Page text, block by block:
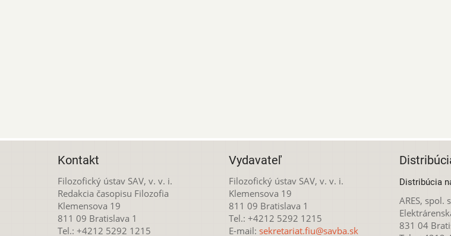
Kontakt
Filozofický ústav SAV, v. v. i.
Redakcia časopisu Filozofia
Klemensova 19
811 09 Bratislava 1
Tel.: +4212 5292 1215
Vydavateľ
Filozofický ústav SAV, v. v. i.
Klemensova 19
811 09 Bratislava 1
Tel.: +4212 5292 1215
E-mail: sekretariat.fiu@savba.sk
Distribúcia
ARES, spol.
831 04